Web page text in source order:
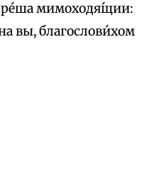
ре́ша мимоходя́щии:
вы, благослови́хом